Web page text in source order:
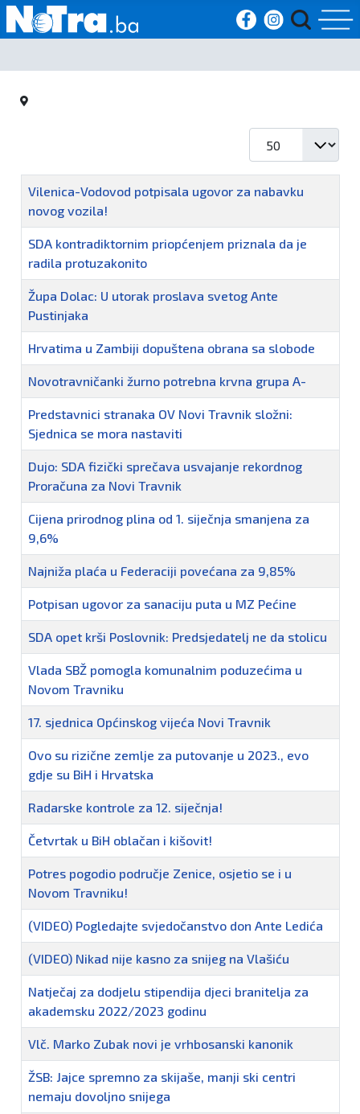
Početna
Vijesti
Kultura
Crna
kronika
Politika
Zanimljivosti
Naziv
Vilenica-Vodovod potpisala ugovor za nabavku
novog vozila!
SDA kontradiktornim priopćenjem priznala da je
radila protuzakonito
Župa Dolac: U utorak proslava svetog Ante
Pustinjaka
Hrvatima u Zambiji dopuštena obrana sa slobode
Novotravničanki žurno potrebna krvna grupa A-
Predstavnici stranaka OV Novi Travnik složni:
Sjednica se mora nastaviti
Dujo: SDA fizički sprečava usvajanje rekordnog
Proračuna za Novi Travnik
Cijena prirodnog plina od 1. siječnja smanjena za
9,6%
Najniža plaća u Federaciji povećana za 9,85%
Potpisan ugovor za sanaciju puta u MZ Pećine
SDA opet krši Poslovnik: Predsjedatelj ne da stolicu
Vlada SBŽ pomogla komunalnim poduzećima u
Novom Travniku
17. sjednica Općinskog vijeća Novi Travnik
Ovo su rizične zemlje za putovanje u 2023., evo
gdje su BiH i Hrvatska
Radarske kontrole za 12. siječnja!
Četvrtak u BiH oblačan i kišovit!
Potres pogodio područje Zenice, osjetio se i u
Novom Travniku!
(VIDEO) Pogledajte svjedočanstvo don Ante Ledića
(VIDEO) Nikad nije kasno za snijeg na Vlašiću
Natječaj za dodjelu stipendija djeci branitelja za
akademsku 2022/2023 godinu
Vlč. Marko Zubak novi je vrhbosanski kanonik
ŽSB: Jajce spremno za skijaše, manji ski centri
nemaju dovoljno snijega